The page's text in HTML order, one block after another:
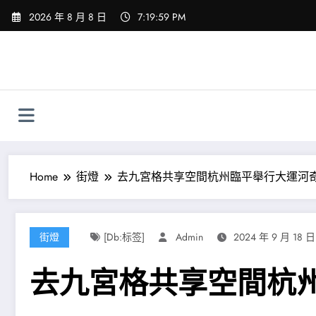
Skip
2026 年 8 月 8 日 7:20:00 PM
Home 街燈 去九宮格共享空間杭州臨平舉行大運河
街燈 [db:标签] Admin 2024 年 9 月 18 日
去九宮格共享空間杭